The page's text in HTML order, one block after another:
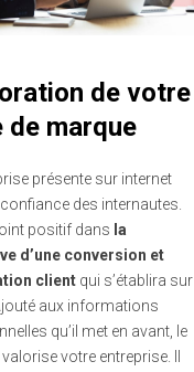
de votre
de marque
présente sur internet
des internautes.
positif dans la
d’une conversion et
client qui s’établira sur
aux informations
qu’il met en avant, le
votre entreprise. Il